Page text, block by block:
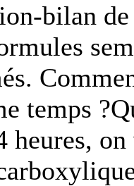
bilan
temps
heures,